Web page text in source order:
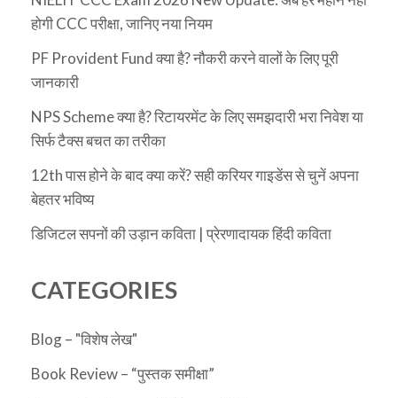
होगी CCC परीक्षा, जानिए नया नियम
PF Provident Fund क्या है? नौकरी करने वालों के लिए पूरी
जानकारी
NPS Scheme क्या है? रिटायरमेंट के लिए समझदारी भरा निवेश या
सिर्फ टैक्स बचत का तरीका
12th पास होने के बाद क्या करें? सही करियर गाइडेंस से चुनें अपना
बेहतर भविष्य
डिजिटल सपनों की उड़ान कविता | प्रेरणादायक हिंदी कविता
CATEGORIES
Blog – "विशेष लेख"
Book Review – “पुस्तक समीक्षा”